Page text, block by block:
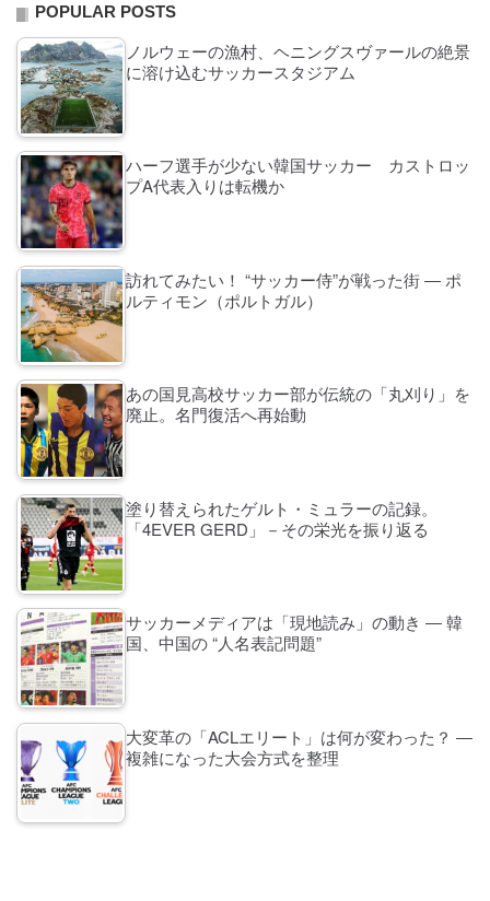
POPULAR POSTS
ノルウェーの漁村、ヘニングスヴァールの絶景
に溶け込むサッカースタジアム
ハーフ選手が少ない韓国サッカー カストロッ
プA代表入りは転機か
訪れてみたい！ “サッカー侍”が戦った街 ― ポ
ルティモン（ポルトガル）
あの国見高校サッカー部が伝統の「丸刈り」を
廃止。名門復活へ再始動
塗り替えられたゲルト・ミュラーの記録。
「4EVER GERD」－その栄光を振り返る
サッカーメディアは「現地読み」の動き ― 韓
国、中国の “人名表記問題”
大変革の「ACLエリート」は何が変わった？ ―
複雑になった大会方式を整理